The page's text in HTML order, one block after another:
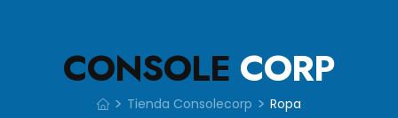
CONSOLE CORP
> Tienda Consolecorp > Ropa